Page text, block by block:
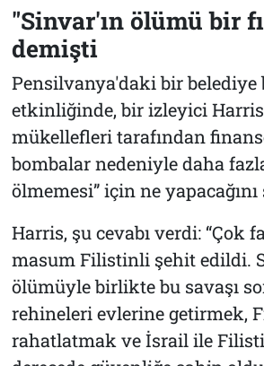
"Sinvar'ın ölümü bir
demişti
Pensilvanya'daki bir belediye
etkinliğinde, bir izleyici
mükellefleri tarafından
bombalar nedeniyle daha
ölmemesi” için ne yapacağını
Harris, şu cevabı verdi: “Çok
masum Filistinli şehit edildi.
ölümüyle birlikte bu savaşı
rehineleri evlerine getirmek,
rahatlatmak ve İsrail ile